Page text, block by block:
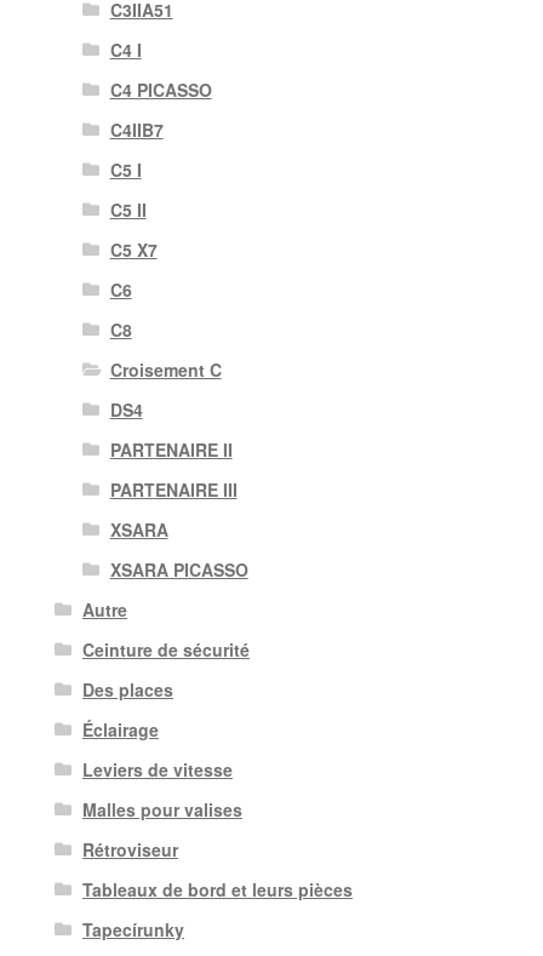
C3IIA51
C4 I
C4 PICASSO
C4IIB7
C5 I
C5 II
C5 X7
C6
C8
Croisement C
DS4
PARTENAIRE II
PARTENAIRE III
XSARA
XSARA PICASSO
Autre
Ceinture de sécurité
Des places
Éclairage
Leviers de vitesse
Malles pour valises
Rétroviseur
Tableaux de bord et leurs pièces
Tapecírunky